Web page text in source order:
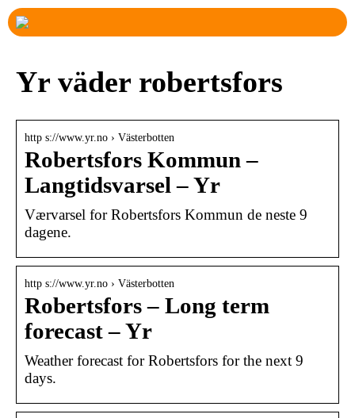
Yr väder robertsfors
http s://www.yr.no › Västerbotten
Robertsfors Kommun –
Langtidsvarsel – Yr
Værvarsel for Robertsfors Kommun de neste 9
dagene.
http s://www.yr.no › Västerbotten
Robertsfors – Long term
forecast – Yr
Weather forecast for Robertsfors for the next 9
days.